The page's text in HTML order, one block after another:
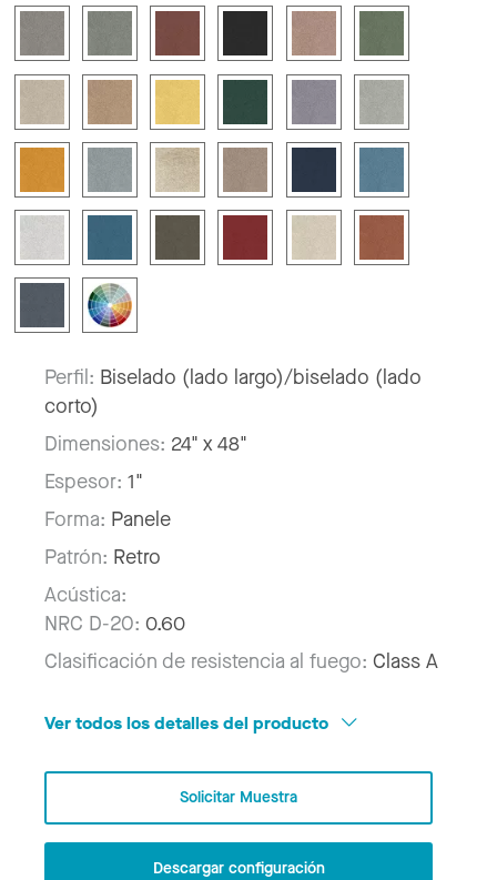
Perfil: Biselado (lado largo)/biselado (lado
corto)
Dimensiones: 24" x 48"
Espesor: 1"
Forma: Panele
Patrón: Retro
Acústica:
NRC D-20: 0.60
Clasificación de resistencia al fuego: Class A
Ver todos los detalles del producto
Solicitar Muestra
Descargar configuración